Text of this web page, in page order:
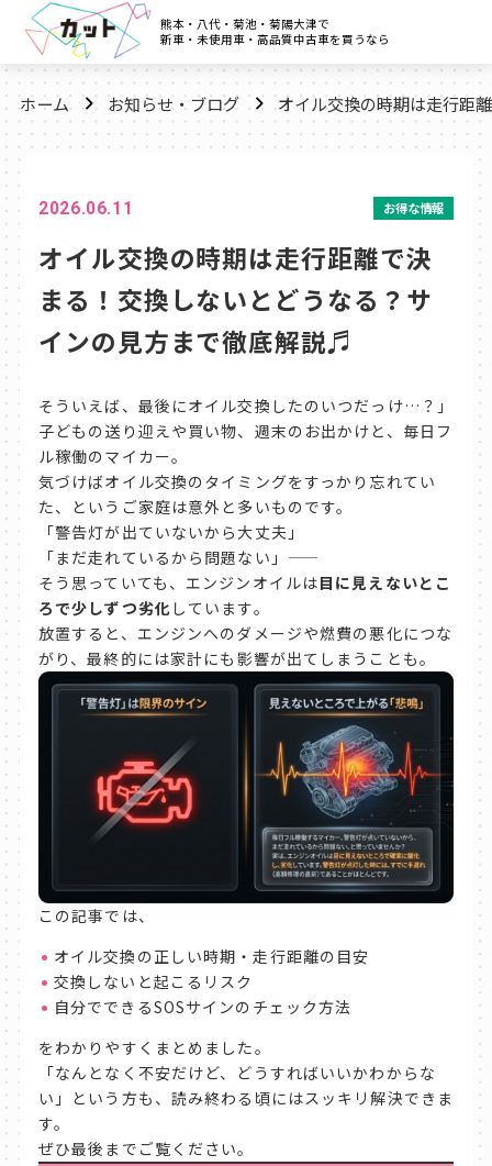
熊本・八代・菊池・菊陽大津で
新車・未使用車・高品質中古車を買うなら
ホーム お知らせ・ブログ オイル交換の時期は走行距
2026.06.11 お得な情報
オイル交換の時期は走行距離で決
まる！交換しないとどうなる？サ
インの見方まで徹底解説♬
そういえば、最後にオイル交換したのいつだっけ…？」
子どもの送り迎えや買い物、週末のお出かけと、毎日フ
ル稼働のマイカー。
気づけばオイル交換のタイミングをすっかり忘れてい
た、というご家庭は意外と多いものです。
「警告灯が出ていないから大丈夫」
「まだ走れているから問題ない」——
そう思っていても、エンジンオイルは目に見えないとこ
ろで少しずつ劣化 しています。
放置すると、エンジンへのダメージや燃費の悪化につな
がり、最終的には家計にも影響が出てしまうことも。
この記事では、
オイル交換の正しい時期・走行距離の目安
交換しないと起こるリスク
自分でできるSOSサインのチェック方法
をわかりやすくまとめました。
「なんとなく不安だけど、どうすればいいかわからな
い」という方も、読み終わる頃にはスッキリ解決できま
す。
ぜひ最後までご覧ください。